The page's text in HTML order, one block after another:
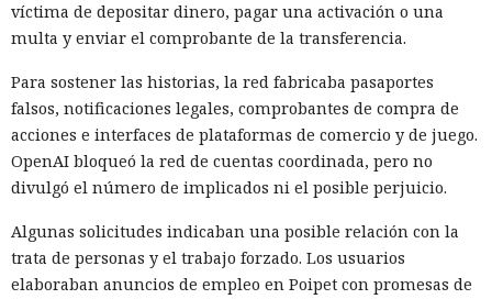
víctima de depositar dinero, pagar una activación o una
multa y enviar el comprobante de la transferencia.
Para sostener las historias, la red fabricaba pasaportes
falsos, notificaciones legales, comprobantes de compra de
acciones e interfaces de plataformas de comercio y de juego.
OpenAI bloqueó la red de cuentas coordinada, pero no
divulgó el número de implicados ni el posible perjuicio.
Algunas solicitudes indicaban una posible relación con la
trata de personas y el trabajo forzado. Los usuarios
elaboraban anuncios de empleo en Poipet con promesas de